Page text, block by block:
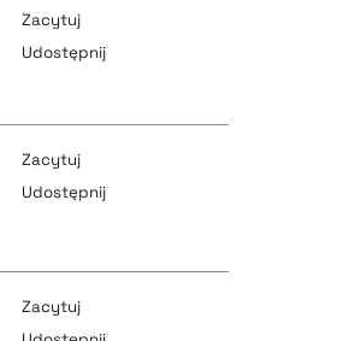
pobierz cytat
pobierz cytat
pobierz cytat
Zacytuj
Udostępnij
pobierz cytat
Zacytuj
Udostępnij
Zacytuj